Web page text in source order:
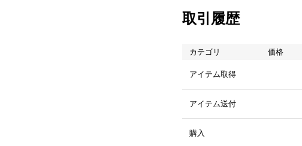
取引履歴
カテゴリ 価格
アイテム取得
アイテム送付
購入